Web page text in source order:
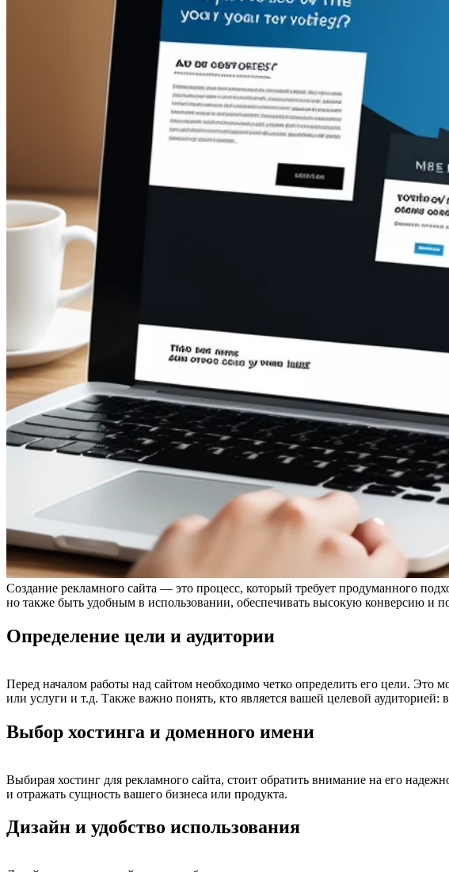
Создание рекламного сайта — это процесс, который требует продуманного
но также быть удобным в использовании, обеспечивать высокую конверсию и
Определение цели и аудитории
Перед началом работы над сайтом необходимо четко определить его цели. Это
или услуги и т.д. Также важно понять, кто является вашей целевой аудиторией:
Выбор хостинга и доменного имени
Выбирая хостинг для рекламного сайта, стоит обратить внимание на его
и отражать сущность вашего бизнеса или продукта.
Дизайн и удобство использования